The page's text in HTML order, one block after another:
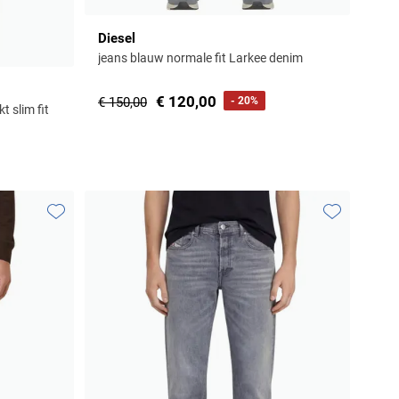
slim fit
Diesel
jeans blauw normale fit Larkee denim
€ 150,00 € 120,00 - 20%
Toevoegen aan favorieten